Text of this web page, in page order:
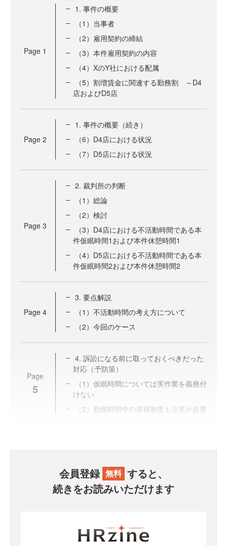
Page 1
1. 事件の概要
（1）当事者
（2）雇用契約の締結
（3）本件雇用契約の内容
（4）XのY社における配属
（5）割増賃金に関連する勤務割 ～D4
店およびD5店
Page 2
1. 事件の概要（続き）
（6）D4店における状況
（7）D5店における状況
Page 3
2. 裁判所の判断
（1）総論
（2）検討
（3）D4店における不活動時間である本
件仮眠時間1および本件休憩時間1
（4）D5店における不活動時間である本
件仮眠時間2および本件休憩時間2
Page 4
3. 要点解説
（1）不活動時間の考え方について
（2）今回のケース
Page
5
4. 訴訟になる前に取っておくべきだった
対応（予防策）
（1）仮眠時間については実作業を義務付
けない
（2）勤務時間中の昼寝制度も注意が必要
会員登録 無料 すると、
続きをお読みいただけます